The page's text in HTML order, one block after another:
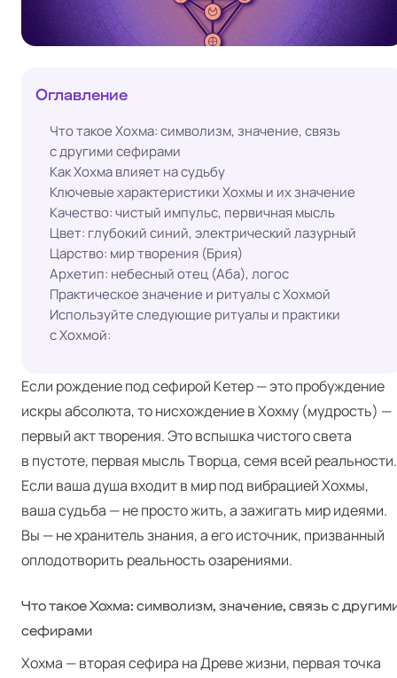
Оглавление
Что такое Хохма: символизм, значение, связь
с другими сефирами
Как Хохма влияет на судьбу
Ключевые характеристики Хохмы и их значение
Качество: чистый импульс, первичная мысль
Цвет: глубокий синий, электрический лазурный
Царство: мир творения (Брия)
Архетип: небесный отец (Аба), логос
Практическое значение и ритуалы с Хохмой
Используйте следующие ритуалы и практики
с Хохмой:
Если рождение под сефирой Кетер — это пробуждение
искры абсолюта, то нисхождение в Хохму (мудрость) —
первый акт творения. Это вспышка чистого света
в пустоте, первая мысль Творца, семя всей реальности.
Если ваша душа входит в мир под вибрацией Хохмы,
ваша судьба — не просто жить, а зажигать мир идеями.
Вы — не хранитель знания, а его источник, призванный
оплодотворить реальность озарениями.
Что такое Хохма: символизм, значение, связь с
сефирами
Хохма — вторая сефира на Древе жизни, первая точка